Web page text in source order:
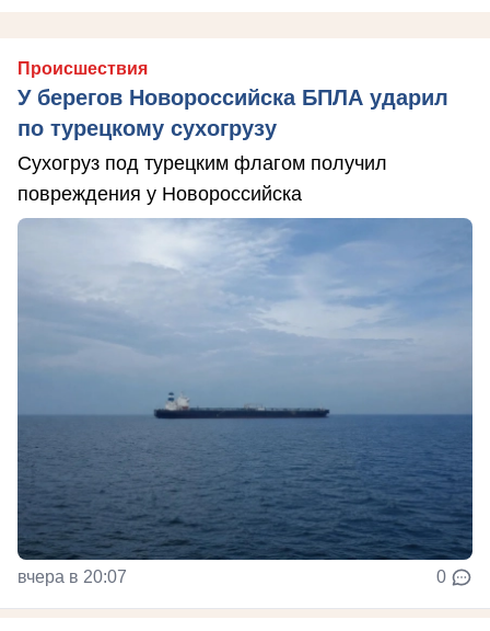
Происшествия
У берегов Новороссийска БПЛА ударил
по турецкому сухогрузу
Сухогруз под турецким флагом получил
повреждения у Новороссийска
вчера в 20:07 0